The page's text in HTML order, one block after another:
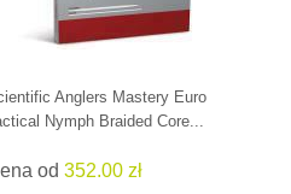
Anglers Mastery Euro
Nymph Braided Core...
od 352.00 zł